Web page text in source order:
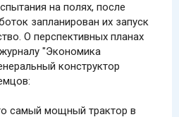
на полях, после
запланирован их запуск
О перспективных планах
"Экономика
конструктор
самый мощный трактор в